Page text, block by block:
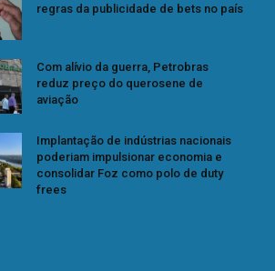
regras da publicidade de bets no país
Com alívio da guerra, Petrobras
reduz preço do querosene de
aviação
Implantação de indústrias nacionais
poderiam impulsionar economia e
consolidar Foz como polo de duty
frees